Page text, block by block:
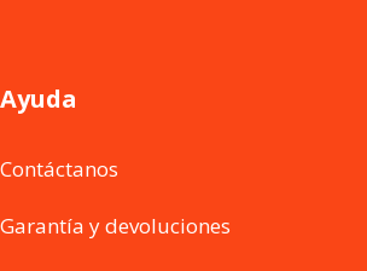
Ayuda
Contáctanos
Garantía y devoluciones